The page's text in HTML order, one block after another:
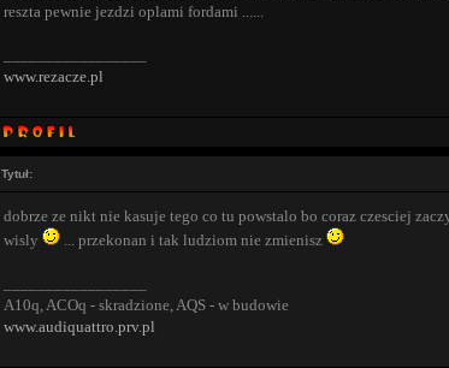
reszta pewnie jezdzi oplami fordami ......
www.rezacze.pl
Tytuł:
dobrze ze nikt nie kasuje tego co tu powstalo bo coraz czesciej
wisly
... przekonan i tak ludziom nie zmienisz
A10q, ACOq - skradzione, AQS - w budowie
www.audiquattro.prv.pl